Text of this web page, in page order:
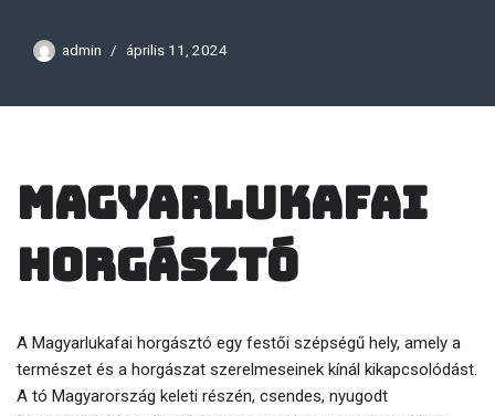
admin április 11, 2024
Magyarlukafai
horgásztó
A Magyarlukafai horgásztó egy festői szépségű hely, amely a
természet és a horgászat szerelmeseinek kínál kikapcsolódást.
A tó Magyarország keleti részén, csendes, nyugodt